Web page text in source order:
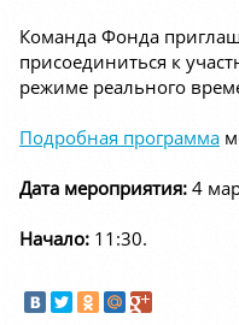
Команда Фонда
присоединиться к
режиме реального
Подробная программа
Дата мероприятия: 4
Начало: 11:30.